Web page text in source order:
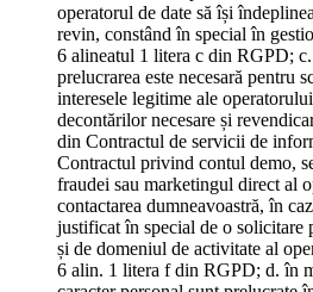
operatorul de date să își
revin, constând în special în
6 alineatul 1 litera c din RGPD;
prelucrarea este necesară pentru
interesele legitime ale
decontărilor necesare și
din Contractul de servicii de
Contractul privind contul demo,
fraudei sau marketingul direct al
contactarea dumneavoastră, în
justificat în special de o solicitare
și de domeniul de activitate al
6 alin. 1 litera f din RGPD; d. în